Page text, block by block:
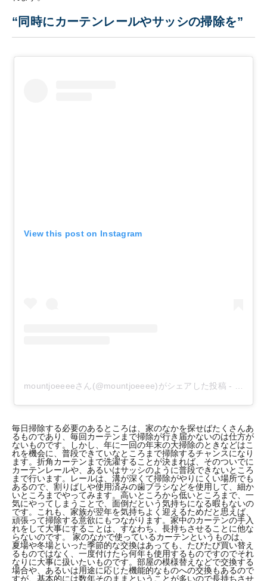
“同時にカーテンレールやサッシの掃除を”
View this post on Instagram
mountjoeeeeさん(@mountjoeeee)がシェアした投稿 - 2018年
毎日掃除する必要のあるところは、家のなかを探せばたくさんあ
るものであり、毎回カーテンまで掃除が行き届かないのは仕方が
ないものです。しかし、年に一回の年末の大掃除のときなどはこ
れを機会に、普段できていなところまで掃除するチャンスになり
ます。折角カーテンまで洗濯することが決まれば、そのついでに
カーテンレールや、あるいはサッシのように普段できないところ
まで行います。レールは、溝が深くて掃除がやりにくい場所でも
あるので、割りばしや使用済みの歯ブラシなどを使用して、細か
いところまでやってみます。高いところから低いところまで、一
気にやってしまうことで、面倒だという気持ちになる暇もないの
です。これも、家族が翌年を気持ちよく迎えるためだと思えば、
頑張って掃除する意欲にもつながります。家中のカーテンの手入
れをして大事にすることは、すなわち、長持ちさせることに他な
らないのです。 家のなかで使っているカーテンというものは、
夏場や冬場といった季節的な交換はあっても、たびたび買い替え
るものではなく、一度付けたら何年も使用するものですのでそれ
なりに大事に扱いたいものです。部屋の模様替えなどで交換する
場合や、あるいは用途に応じた機能的なものへの交換もあるので
すが、基本的には数年そのままということが多いので長持ちさせ